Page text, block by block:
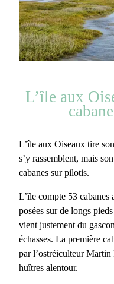
L’île aux
L’île aux Oiseaux tire
s’y rassemblent, mais
cabanes sur pilotis.
L’île compte 53 cabanes
posées sur de longs
vient justement du
échasses. La première
par l’ostréiculteur
huîtres alentour.